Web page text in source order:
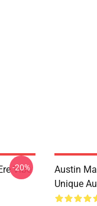
Vibe
-20%
Austin
Unique